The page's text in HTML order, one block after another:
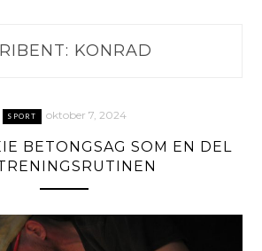
KONRAD
SPORT oktober 7, 2024
BETONGSAG SOM EN DEL